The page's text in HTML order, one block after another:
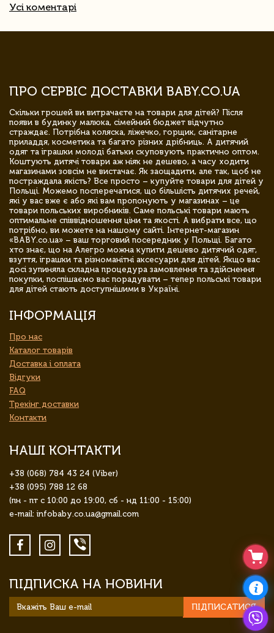
Усі коментарі
ПРО СЕРВІС ДОСТАВКИ BABY.CO.UA
Скільки грошей ви витрачаєте на товари для дітей? Після
появи в будинку малюка, сімейний бюджет відчутно
страждає. Потрібна коляска, ліжечко, горщик, санітарне
приладдя, косметика та багато різних дрібниць. А дитячий
одяг та іграшки молоді батьки скуповують практично оптом.
Коштують дитячі товари аж ніяк не дешево, а часу ходити
магазинами зовсім не вистачає. Як заощадити, але так, щоб не
постраждала якість? Все просто – купуйте товари для дітей у
Польщі. Можемо посперечатися, що більшість дитячих речей,
які у вас вже є або які вам пропонують у магазинах – це
товари польських виробників. Саме польські товари мають
оптимальне співвідношення ціни та якості. А вибрати все, що
потрібно, ви можете на нашому сайті. Інтернет-магазин
«BABY.co.ua» – ваш торговий посередник у Польщі. Багато
хто знає, що на Алегро можна купити дешево дитячий одяг,
взуття, іграшки та різноманітні аксесуари для дітей. Якщо вас
досі зупиняла складна процедура замовлення та здійснення
покупки, поспішаємо вас порадувати – тепер польські товари
для дітей стають доступнішими в Україні.
ІНФОРМАЦІЯ
Про нас
Каталог товарів
Доставка і оплата
Відгуки
FAQ
Трекінг доставки
Контакти
НАШІ КОНТАКТИ
+38 (068) 784 43 24 (Viber)
+38 (095) 788 12 68
(пн - пт с 10:00 до 19:00, сб - нд 11:00 - 15:00)
e-mail: infobaby.co.ua@gmail.com
ПІДПИСКА НА НОВИНИ
ПІДПИСАТИСЯ